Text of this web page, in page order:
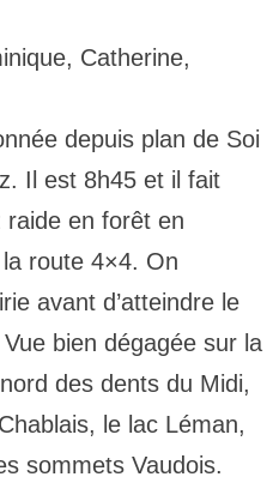
Catherine,
depuis plan de Soi
Il est 8h45 et il fait
en forêt en
route 4×4. On
avant d’atteindre le
bien dégagée sur la
des dents du Midi,
le lac Léman,
sommets Vaudois.